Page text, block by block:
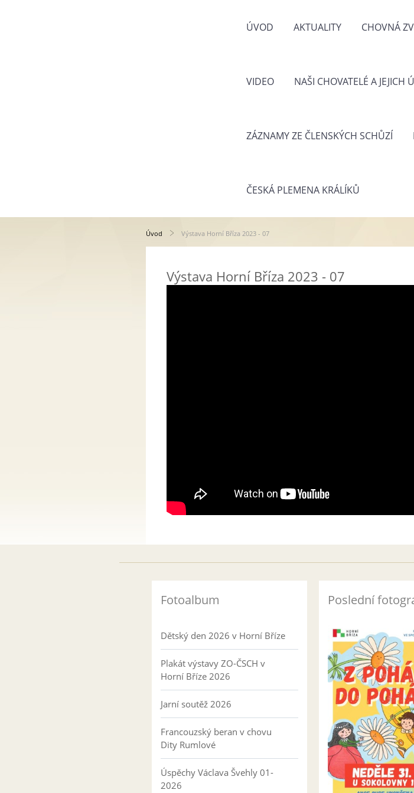
ÚVOD AKTUALITY CHOVNÁ
VIDEO NAŠI CHOVATELÉ A JEJICH
ZÁZNAMY ZE ČLENSKÝCH SCHŮZÍ
ČESKÁ PLEMENA KRÁLÍKŮ
Úvod Výstava Horní Bříza 2023 - 07
Výstava Horní Bříza 2023 - 07
Fotoalbum
Dětský den 2026 v Horní Bříze
Plakát výstavy ZO-ČSCH v
Horní Bříze 2026
Jarní soutěž 2026
Francouzský beran v chovu
Dity Rumlové
Úspěchy Václava Švehly 01-
2026
Poslední